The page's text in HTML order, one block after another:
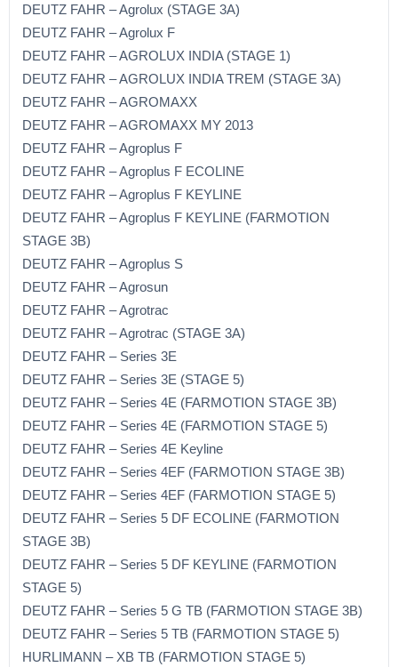
DEUTZ FAHR – Agrolux (STAGE 3A)
DEUTZ FAHR – Agrolux F
DEUTZ FAHR – AGROLUX INDIA (STAGE 1)
DEUTZ FAHR – AGROLUX INDIA TREM (STAGE 3A)
DEUTZ FAHR – AGROMAXX
DEUTZ FAHR – AGROMAXX MY 2013
DEUTZ FAHR – Agroplus F
DEUTZ FAHR – Agroplus F ECOLINE
DEUTZ FAHR – Agroplus F KEYLINE
DEUTZ FAHR – Agroplus F KEYLINE (FARMOTION
STAGE 3B)
DEUTZ FAHR – Agroplus S
DEUTZ FAHR – Agrosun
DEUTZ FAHR – Agrotrac
DEUTZ FAHR – Agrotrac (STAGE 3A)
DEUTZ FAHR – Series 3E
DEUTZ FAHR – Series 3E (STAGE 5)
DEUTZ FAHR – Series 4E (FARMOTION STAGE 3B)
DEUTZ FAHR – Series 4E (FARMOTION STAGE 5)
DEUTZ FAHR – Series 4E Keyline
DEUTZ FAHR – Series 4EF (FARMOTION STAGE 3B)
DEUTZ FAHR – Series 4EF (FARMOTION STAGE 5)
DEUTZ FAHR – Series 5 DF ECOLINE (FARMOTION
STAGE 3B)
DEUTZ FAHR – Series 5 DF KEYLINE (FARMOTION
STAGE 5)
DEUTZ FAHR – Series 5 G TB (FARMOTION STAGE 3B)
DEUTZ FAHR – Series 5 TB (FARMOTION STAGE 5)
HURLIMANN – XB TB (FARMOTION STAGE 5)